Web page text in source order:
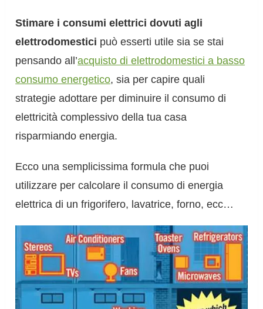
Stimare i consumi elettrici dovuti agli
elettrodomestici può esserti utile sia se stai
pensando all’acquisto di elettrodomestici a basso
consumo energetico, sia per capire quali
strategie adottare per diminuire il consumo di
elettricità complessivo della tua casa
risparmiando energia.
Ecco una semplicissima formula che puoi
utilizzare per calcolare il consumo di energia
elettrica di un frigorifero, lavatrice, forno, ecc…